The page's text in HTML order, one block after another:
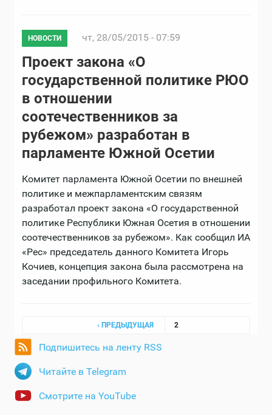
НОВОСТИ чт, 28/05/2015 - 07:59
Проект закона «О
государственной политике РЮО
в отношении
соотечественников за
рубежом» разработан в
парламенте Южной Осетии
Комитет парламента Южной Осетии по внешней
политике и межпарламентским связям
разработал проект закона «О государственной
политике Республики Южная Осетия в отношении
соотечественников за рубежом». Как сообщил ИА
«Рес» председатель данного Комитета Игорь
Кочиев, концепция закона была рассмотрена на
заседании профильного Комитета.
Страницы‹ ПРЕДЫДУЩАЯ 2
Подпишитесь на ленту RSS
Читайте в Telegram
Смотрите на YouTube